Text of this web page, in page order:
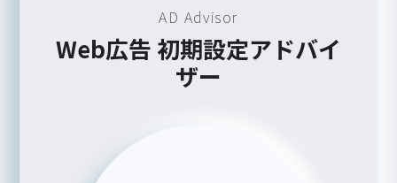
AD Advisor
Web広告 初期設定アドバイ
ザー